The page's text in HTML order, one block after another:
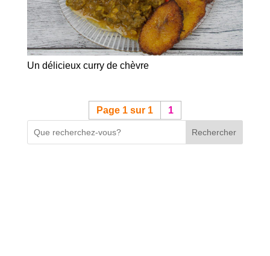
Un délicieux curry de chèvre
Page 1 sur 1 1
Rechercher